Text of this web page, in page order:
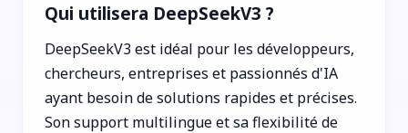
Qui utilisera DeepSeekV3 ?
DeepSeekV3 est idéal pour les développeurs,
chercheurs, entreprises et passionnés d'IA
ayant besoin de solutions rapides et précises.
Son support multilingue et sa flexibilité de